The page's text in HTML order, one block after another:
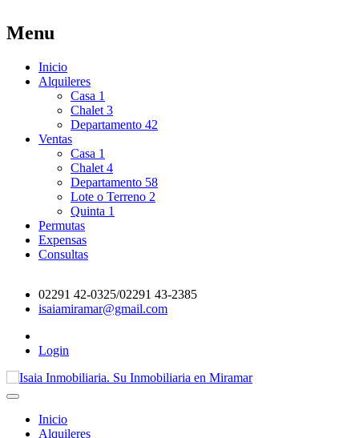
Menu
Inicio
Alquileres
Casa 1
Chalet 3
Departamento 42
Ventas
Casa 1
Chalet 4
Departamento 58
Lote o Terreno 2
Quinta 1
Permutas
Expensas
Consultas
02291 42-0325/02291 43-2385
isaiamiramar@gmail.com
Login
Inicio
Alquileres